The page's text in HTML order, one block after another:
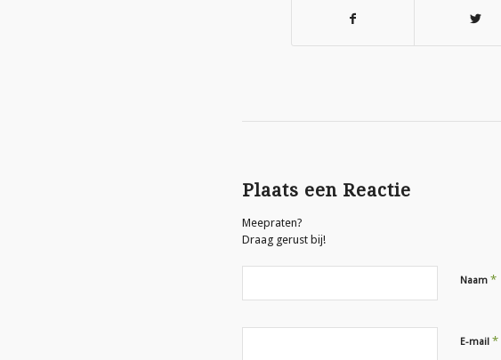
Plaats een Reactie
Meepraten?
Draag gerust bij!
Naam *
E-mail *